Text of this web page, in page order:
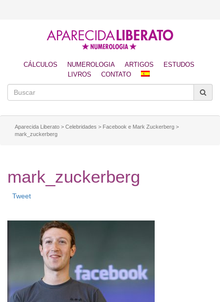
CÁLCULOS NUMEROLOGIA ARTIGOS
ESTUDOS
LIVROS
CONTATO
Aparecida Liberato > Celebridades > Facebook e Mark Zuckerberg >
mark_zuckerberg
mark_zuckerberg
Tweet